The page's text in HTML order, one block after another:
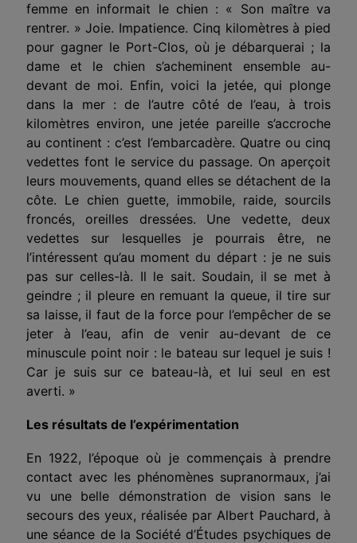
femme en informait le chien : « Son maître va
rentrer. » Joie. Impatience. Cinq kilomètres à pied
pour gagner le Port-Clos, où je débarquerai ; la
dame et le chien s’acheminent ensemble au-
devant de moi. Enfin, voici la jetée, qui plonge
dans la mer : de l’autre côté de l’eau, à trois
kilomètres environ, une jetée pareille s’accroche
au continent : c’est l’embarcadère. Quatre ou cinq
vedettes font le service du passage. On aperçoit
leurs mouvements, quand elles se détachent de la
côte. Le chien guette, immobile, raide, sourcils
froncés, oreilles dressées. Une vedette, deux
vedettes sur lesquelles je pourrais être, ne
l’intéressent qu’au moment du départ : je ne suis
pas sur celles-là. Il le sait. Soudain, il se met à
geindre ; il pleure en remuant la queue, il tire sur
sa laisse, il faut de la force pour l’empêcher de se
jeter à l’eau, afin de venir au-devant de ce
minuscule point noir : le bateau sur lequel je suis !
Car je suis sur ce bateau-là, et lui seul en est
averti. »
Les résultats de l’expérimentation
En 1922, l’époque où je commençais à prendre
contact avec les phénomènes supranormaux, j’ai
vu une belle démonstration de vision sans le
secours des yeux, réalisée par Albert Pauchard, à
une séance de la Société d’Études psychiques de